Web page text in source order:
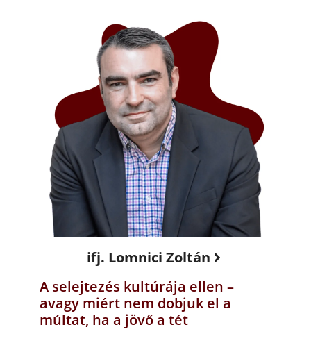
ifj. Lomnici Zoltán
A selejtezés kultúrája ellen –
avagy miért nem dobjuk el a
múltat, ha a jövő a tét